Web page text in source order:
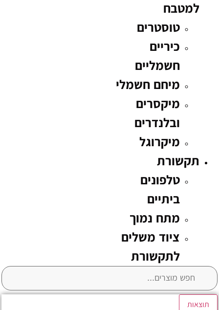
למטבח
טוסטרים
כיריים
חשמליים
מיחם חשמלי
מיקסרים
ובלנדרים
מיקרוגל
תקשורת
טלפונים
ביתיים
מתח נמוך
ציוד משלים
לתקשורת
תוצאות